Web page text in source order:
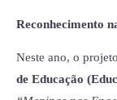
Reconhecimento
Neste ano, o
de Educação